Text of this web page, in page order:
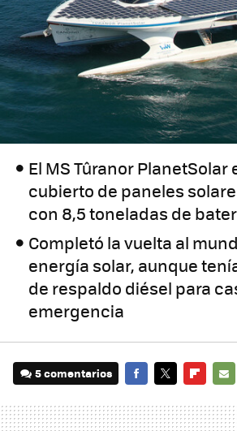
El MS Tûranor PlanetSolar
cubierto de paneles
con 8,5 toneladas de
Completó la vuelta al
energía solar, aunque
de respaldo diésel para
emergencia
5 comentarios